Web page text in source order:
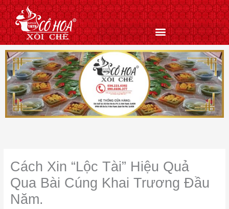
Nhảy
tới
nội
dung
Cách Xin “Lộc Tài” Hiệu Quả
Qua Bài Cúng Khai Trương Đầu
Năm.